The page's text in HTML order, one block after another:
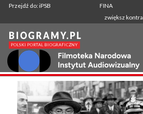
Przejdź do: iPSB
FINA
zwiększ
SZUKANA